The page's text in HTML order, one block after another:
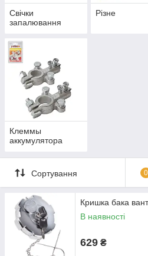
Свічки
запалювання
Різне
Клеммы
аккумулятора
Сортування 0
Кришка бака
В наявності
629 ₴